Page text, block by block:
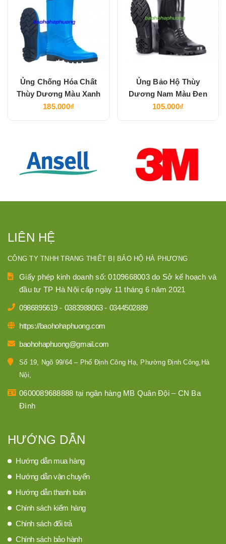
Ủng Chống Hóa Chất
Thùy Dương Màu Xanh
185.000₫
Ủng Bảo Hộ Thùy
Dương Nam Màu Đen
105.000₫
LIÊN HỆ
CÔNG TY TNHH TRANG THIẾT BỊ BẢO HỘ HÀ PHƯƠNG
Giấy phép kinh doanh số: 0109668003 do Sở kế hoạch và
đầu tư TP Hà Nội cấp ngày 11 tháng 6 năm 2021
0986895619 - 0383988063- 0344502889
https://baohohaphuong.com
baohohaphuong@gmail.com
Số 19, Ngõ 99/64 – Phố Định Công Hạ, Phường Định Công,Hà
Nội,
0600089688888 tại ngân hàng MB Quân Đội – CN Ba
Đình
HƯỚNG DẪN
Hướng dẫn mua hàng
Hướng dẫn vận chuyển
Hướng dẫn thanh toán
Chính sách kiểm hàng
Chính sách đổi trả
Chính sách bảo hành